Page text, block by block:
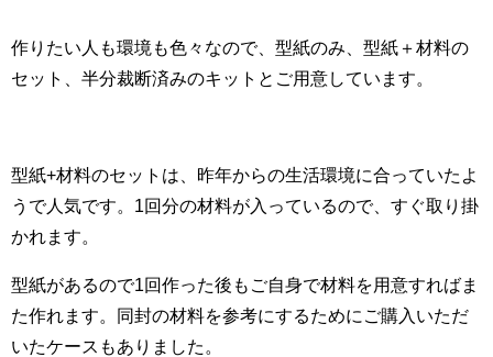
作りたい人も環境も色々なので、型紙のみ、型紙＋材料の
セット、半分裁断済みのキットとご用意しています。
型紙+材料のセットは、昨年からの生活環境に合っていたよ
うで人気です。1回分の材料が入っているので、すぐ取り掛
かれます。
型紙があるので1回作った後もご自身で材料を用意すればま
た作れます。同封の材料を参考にするためにご購入いただ
いたケースもありました。